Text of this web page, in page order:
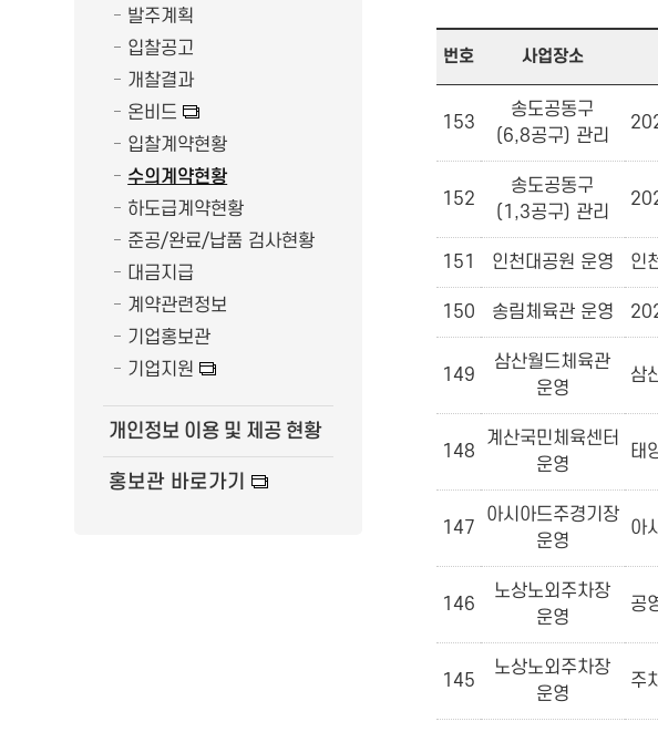
발주계획
입찰공고
개찰결과
온비드
입찰계약현황
수의계약현황
하도급계약현황
준공/완료/납품 검사현황
대금지급
계약관련정보
기업홍보관
기업지원
개인정보 이용 및 제공 현황
홍보관 바로가기
번호 사업장소
153
송도공동구
(6,8공구) 관리
152
송도공동구
(1,3공구) 관리
151 인천대공원 운영
150 송림체육관 운영
149
삼산월드체육관
운영
148
계산국민체육센터
운영
태
147
아시아드주경기장
운영
아
146
노상노외주차장
운영
145
노상노외주차장
운영